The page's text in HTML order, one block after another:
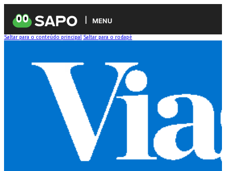
MENU
Saltar para o conteúdo principal Saltar para o rodapé